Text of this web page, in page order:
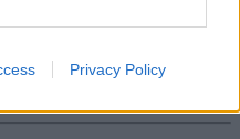
Privacy Policy
közül válogattunk.